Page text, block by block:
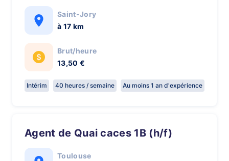
Saint-Jory
à 17 km
Brut/heure
13,50 €
Intérim 40 heures / semaine Au moins 1 an d'expérience
Agent de Quai caces 1B (h/f)
Toulouse